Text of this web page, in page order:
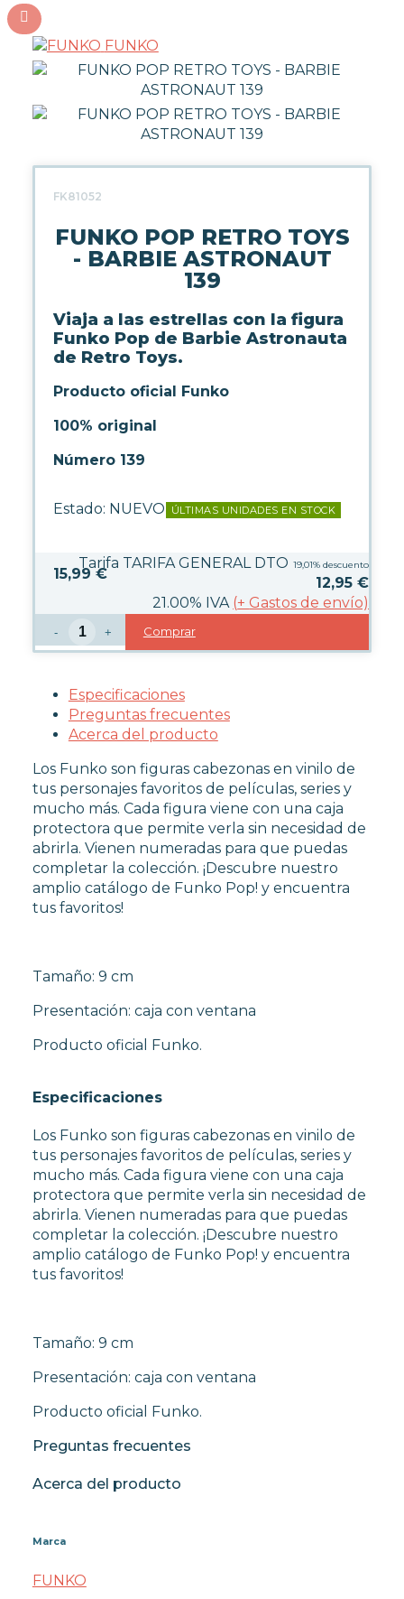
FUNKO
FK81052
FUNKO POP RETRO TOYS
- BARBIE ASTRONAUT
139
Viaja a las estrellas con la figura
Funko Pop de Barbie Astronauta
de Retro Toys.
Producto oficial Funko
100% original
Número 139
Estado: NUEVO ÚLTIMAS UNIDADES EN STOCK
15,99 €
Tarifa TARIFA GENERAL DTO 19,01%descuento
12,95 €
21.00% IVA (+ Gastos de envío)
- + Comprar
Especificaciones
Preguntas frecuentes
Acerca del producto
Los Funko son figuras cabezonas en vinilo de
tus personajes favoritos de películas, series y
mucho más. Cada figura viene con una caja
protectora que permite verla sin necesidad de
abrirla. Vienen numeradas para que puedas
completar la colección. ¡Descubre nuestro
amplio catálogo de Funko Pop! y encuentra
tus favoritos!
Tamaño: 9 cm
Presentación: caja con ventana
Producto oficial Funko.
Especificaciones
Los Funko son figuras cabezonas en vinilo de
tus personajes favoritos de películas, series y
mucho más. Cada figura viene con una caja
protectora que permite verla sin necesidad de
abrirla. Vienen numeradas para que puedas
completar la colección. ¡Descubre nuestro
amplio catálogo de Funko Pop! y encuentra
tus favoritos!
Tamaño: 9 cm
Presentación: caja con ventana
Producto oficial Funko.
Preguntas frecuentes
Acerca del producto
Marca
FUNKO